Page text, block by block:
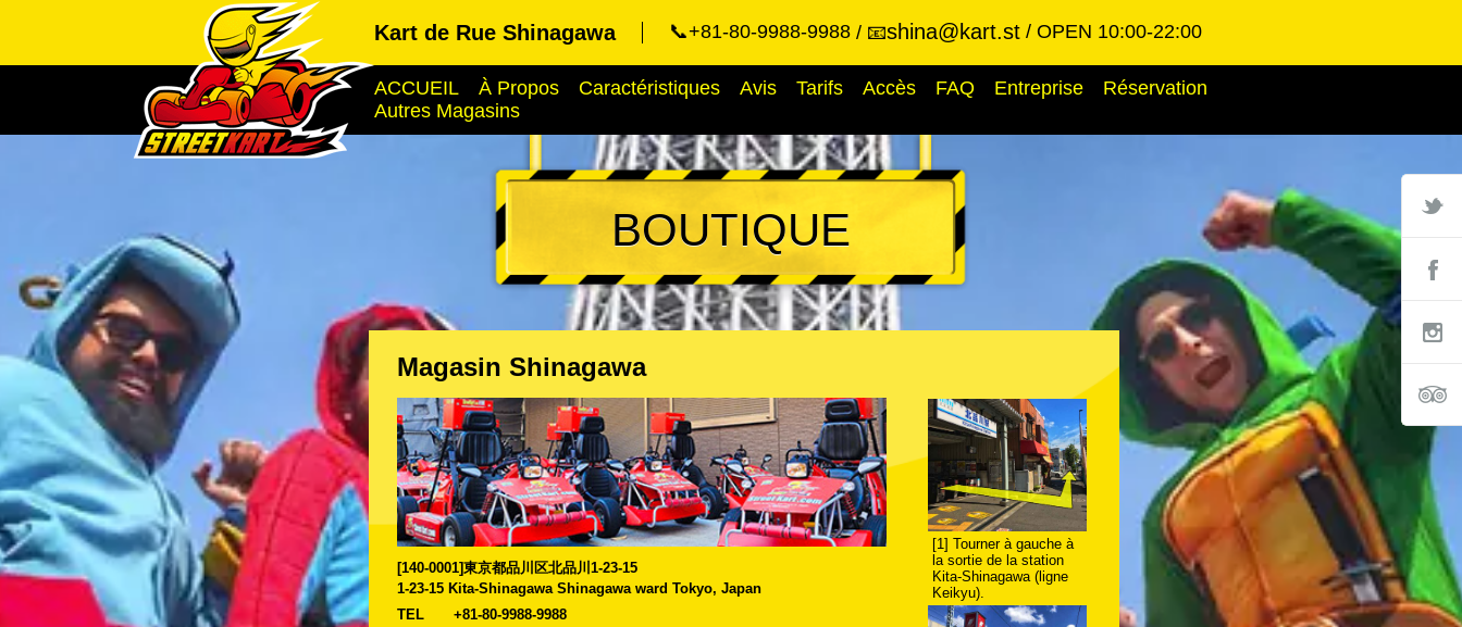
Kart de Rue Shinagawa 📞+81-80-9988-9988 📧shina@kart.st OPEN 10:00-22:00
ACCUEIL À Propos Caractéristiques Avis Tarifs Accès FAQ Entreprise
Réservation
Autres Magasins
BOUTIQUE
Magasin Shinagawa
[140-0001]東京都品川区北品川1-23-15
1-23-15 Kita-Shinagawa Shinagawa ward Tokyo, Japan
TEL
+81-80-9988-9988
[1] Tourner à gauche à
la sortie de la station
Kita-Shinagawa (ligne
Keikyu).